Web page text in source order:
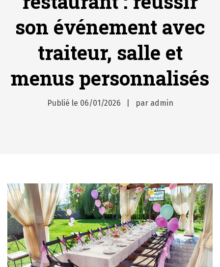
son événement avec
traiteur, salle et
menus personnalisés
Publié le 06/01/2026 par admin